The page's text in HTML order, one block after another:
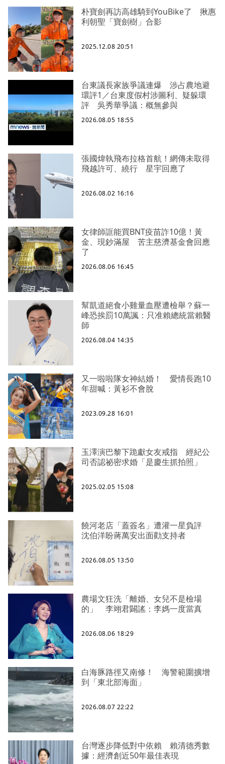
朴寶劍再訪高雄騎到YouBike了 揪惠
利朝聖「寶劍樹」合影
2025.12.08 20:51
台東議長家族爭議連爆 涉占農地避
環評1／台東度假村涉圖利、疑躲環
評 吳秀華爭議：概無參與
2026.08.05 18:55
張國煒執飛布拉格首航！網傳未取得
飛越許可、繞行 星宇回應了
2026.08.02 16:16
女律師誆能買BNT疫苗詐10億！黃
金、現鈔滿屋 苦主慈濟基金會回應
了
2026.08.06 16:45
幫凱道絕食小雞量血壓遭檢舉？蘇一
峰恐挨罰10萬諷：只准賴總統當賴醫
師
2026.08.04 14:35
又一啦啦隊女神結婚！ 愛情長跑10
年甜喊：黃衫不會脫
2023.09.28 16:01
玉澤演巴黎下跪獻女友戒指 經紀公
司否認祕密求婚「是慶生抓拍照」
2025.02.05 15:08
饒河老店「蓋簽名」遭灌一星負評
沈伯洋盼蔣萬安出面勸支持者
2026.08.05 13:50
農場文狂洗「離婚、女兒不是檢場
的」 李翊君闢謠：李媽一度當真
2026.08.06 18:29
白海豚路徑又南修！ 海警範圍擴增
到「東北部海面」
2026.08.07 22:22
台灣逐步降低對中依賴 賴清德秀數
據：經濟創近50年最佳表現